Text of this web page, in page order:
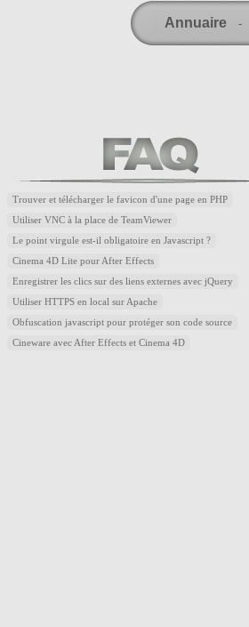
Annuaire -
Trouver et télécharger le favicon d'une page en PHP
Utiliser VNC à la place de TeamViewer
Le point virgule est-il obligatoire en Javascript ?
Cinema 4D Lite pour After Effects
Enregistrer les clics sur des liens externes avec jQuery
Utiliser HTTPS en local sur Apache
Obfuscation javascript pour protéger son code source
Cineware avec After Effects et Cinema 4D